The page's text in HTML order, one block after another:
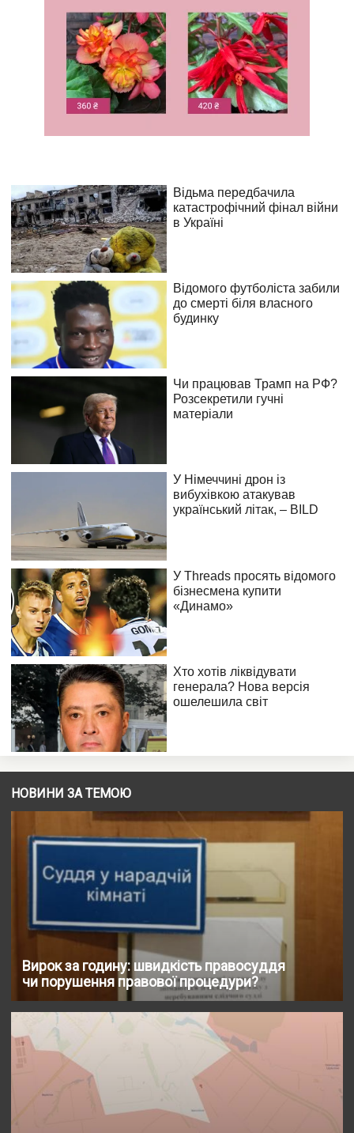
НОВИНИ ЗА ТЕМОЮ
Вирок за годину: швидкість правосуддя
чи порушення правової процедури?